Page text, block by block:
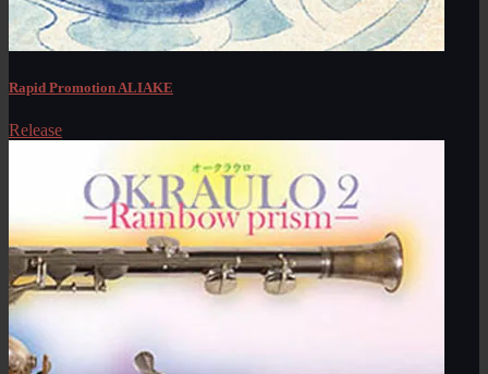
Rapid Promotion ALIAKE
Release